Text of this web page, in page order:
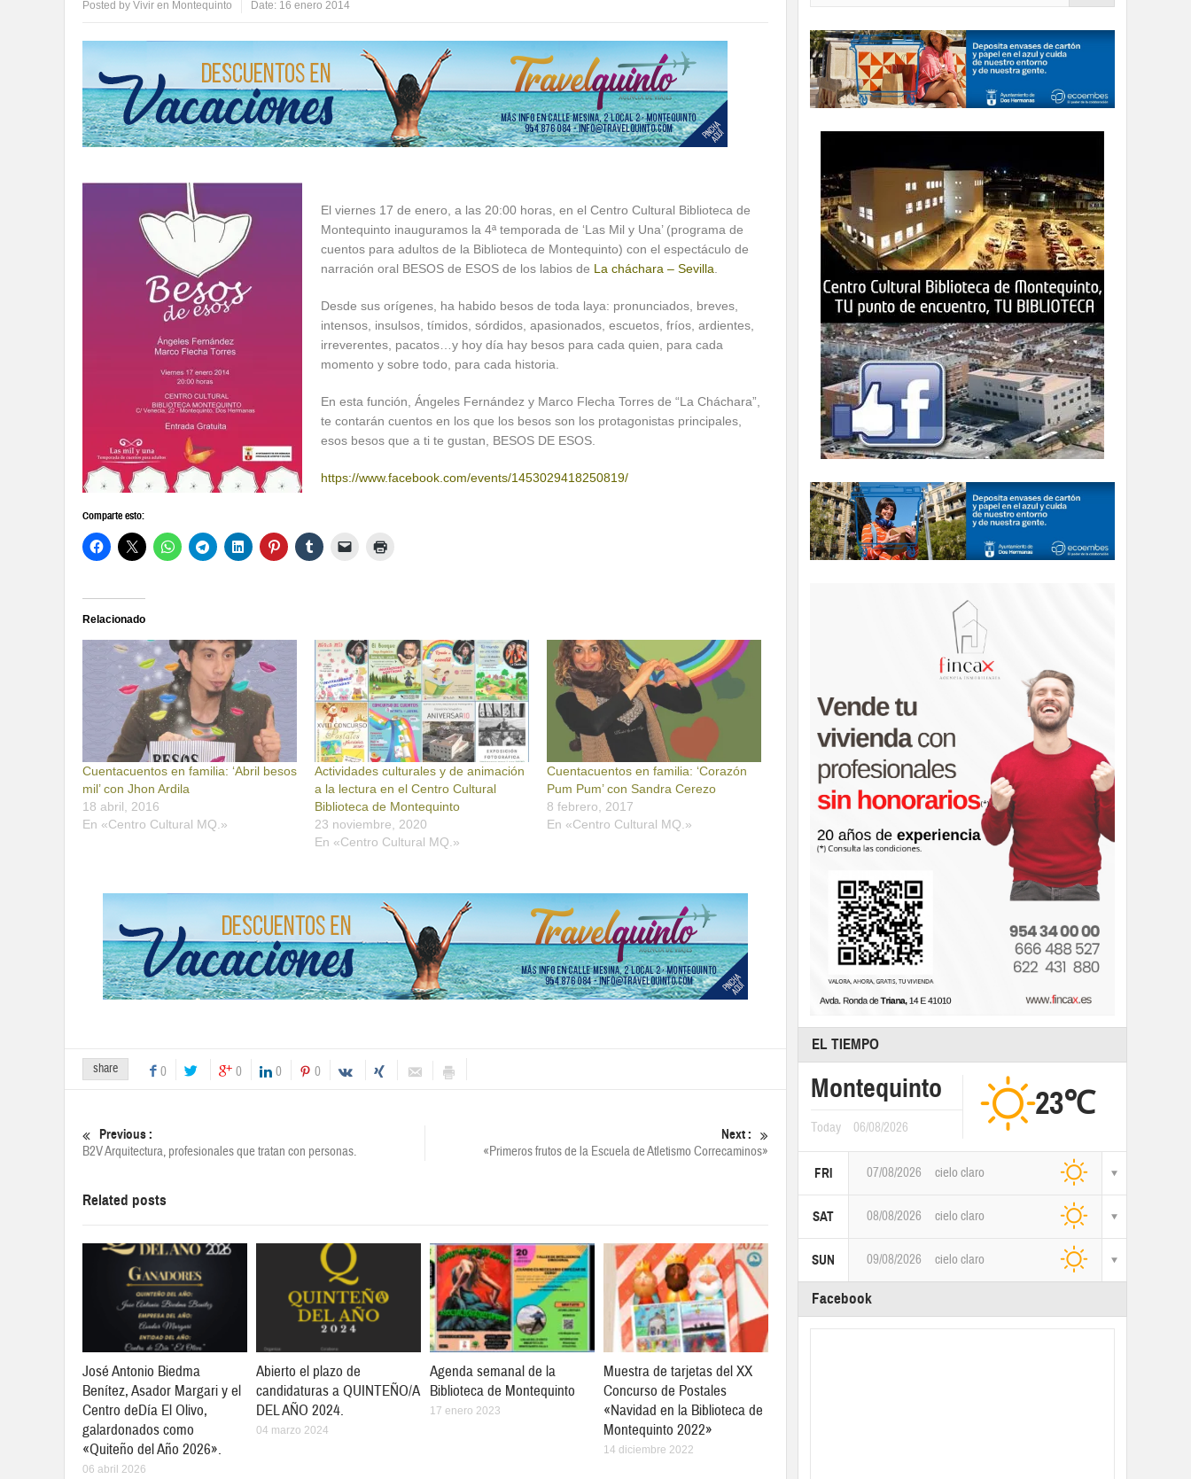
Posted by Vivir en Montequinto Date: 16 enero 2014
El viernes 17 de enero, a las 20:00 horas, en el Centro Cultural Biblioteca de
Montequinto inauguramos la 4ª temporada de ‘Las Mil y Una’ (programa de
cuentos para adultos de la Biblioteca de Montequinto) con el espectáculo de
narración oral BESOS de ESOS de los labios de La cháchara – Sevilla
Desde sus orígenes, ha habido besos de toda laya: pronunciados, breves,
intensos, insulsos, tímidos, sórdidos, apasionados, escuetos, fríos, ardientes,
irreverentes, pacatos…y hoy día hay besos para cada quien, para cada
momento y sobre todo, para cada historia.
En esta función, Ángeles Fernández y Marco Flecha Torres de “La Cháchara”,
te contarán cuentos en los que los besos son los protagonistas principales,
esos besos que a ti te gustan, BESOS DE ESOS.
https://www.facebook.com/events/1453029418250819/
Comparte esto:
Relacionado
Cuentacuentos en familia: ‘Abril besos
mil’ con Jhon Ardila
18 abril, 2016
En «Centro Cultural MQ.»
Actividades culturales y de animación
a la lectura en el Centro Cultural
Biblioteca de Montequinto
23 noviembre, 2020
En «Centro Cultural MQ.»
Cuentacuentos en familia: ‘Corazón
Pum Pum’ con Sandra Cerezo
8 febrero, 2017
En «Centro Cultural MQ.»
share 0 0 0 0
Previous :
B2V Arquitectura, profesionales que tratan con personas.
Next :
«Primeros frutos de la Escuela de Atletismo Correcaminos»
Related posts
José Antonio Biedma
Benítez, Asador Margari y el
Centro deDía El Olivo,
galardonados como
«Quiteño del Año 2026».
06 abril 2026
Abierto el plazo de
candidaturas a QUINTEÑO/A
DEL AÑO 2024.
04 marzo 2024
Agenda semanal de la
Biblioteca de Montequinto
17 enero 2023
Muestra de tarjetas del XX
Concurso de Postales
«Navidad en la Biblioteca de
Montequinto 2022»
14 diciembre 2022
EL TIEMPO
Montequinto
Today 06/08/2026
23℃
FRI 07/08/2026 cielo claro
SAT 08/08/2026 cielo claro
SUN 09/08/2026 cielo claro
Facebook